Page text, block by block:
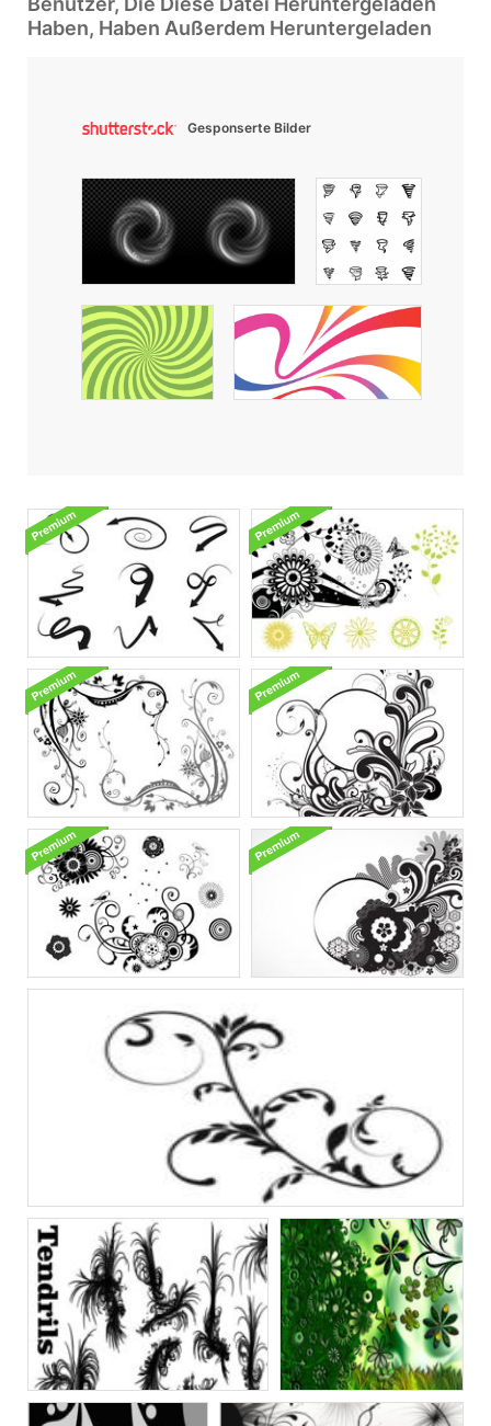
Haben, Haben Außerdem Heruntergeladen
Gesponserte Bilder